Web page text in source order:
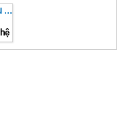
Bộ lưu điện Ups BEKO BK3110K